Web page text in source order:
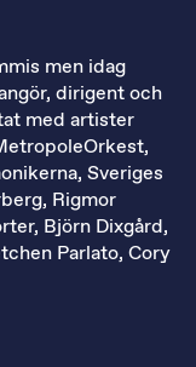
men idag
dirigent och
med artister
Sveriges
Rigmor
Björn Dixgård,
Parlato, Cory